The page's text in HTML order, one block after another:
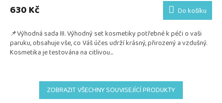
produktu
je
z
5
hvězdiček.
630 Kč Do košíku
📌Výhodná sada III. Výhodný set kosmetiky potřebné k péči o vaši
paruku, obsahuje vše, co Váš účes udrží krásný, přirozený a vzdušný.
Kosmetika je testována na citlivou...
ZOBRAZIT VŠECHNY SOUVISEJÍCÍ PRODUKTY